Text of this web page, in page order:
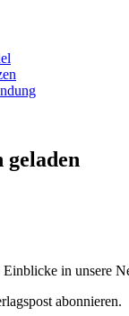
geladen
in unsere
abonnieren.